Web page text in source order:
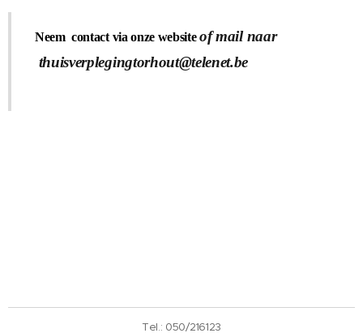
Neem contact via onze websiteof mail naar
thuisverplegingtorhout@telenet.be
Tel.: 050/216123